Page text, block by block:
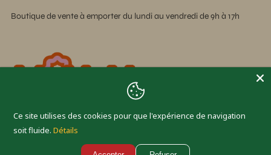
Boutique de vente à emporter du lundi au vendredi de 9h à 17h
Ce site utilises des cookies pour que l'expérience de navigation
soit fluide. Détails